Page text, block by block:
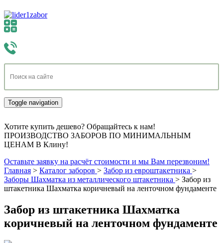
Toggle navigation
Хотите купить дешево? Обращайтесь к нам!
ПРОИЗВОДСТВО ЗАБОРОВ ПО МИНИМАЛЬНЫМ
ЦЕНАМ В Клину!
Оставьте заявку на расчёт стоимости и мы Вам перезвоним!
Главная > Каталог заборов > Забор из евроштакетника >
Заборы Шахматка из металлического штакетника > Забор из
штакетника Шахматка коричневый на ленточном фундаменте
Забор из штакетника Шахматка
коричневый на ленточном фундаменте